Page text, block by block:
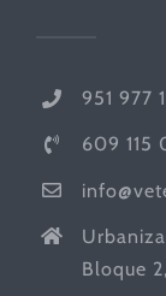
951 977
609 115
Bloque